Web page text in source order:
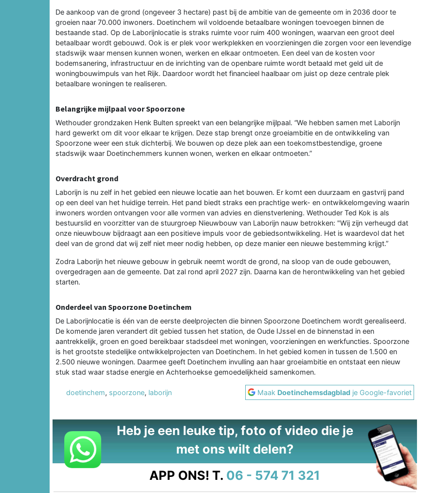
De aankoop van de grond (ongeveer 3 hectare) past bij de ambitie van de gemeente om in 2036 door te
groeien naar 70.000 inwoners. Doetinchem wil voldoende betaalbare woningen toevoegen binnen de
bestaande stad. Op de Laborijnlocatie is straks ruimte voor ruim 400 woningen, waarvan een groot deel
betaalbaar wordt gebouwd. Ook is er plek voor werkplekken en voorzieningen die zorgen voor een levendige
stadswijk waar mensen kunnen wonen, werken en elkaar ontmoeten. Een deel van de kosten voor
bodemsanering, infrastructuur en de inrichting van de openbare ruimte wordt betaald met geld uit de
woningbouwimpuls van het Rijk. Daardoor wordt het financieel haalbaar om juist op deze centrale plek
betaalbare woningen te realiseren.
Belangrijke mijlpaal voor Spoorzone
Wethouder grondzaken Henk Bulten spreekt van een belangrijke mijlpaal. “We hebben samen met Laborijn
hard gewerkt om dit voor elkaar te krijgen. Deze stap brengt onze groeiambitie en de ontwikkeling van
Spoorzone weer een stuk dichterbij. We bouwen op deze plek aan een toekomstbestendige, groene
stadswijk waar Doetinchemmers kunnen wonen, werken en elkaar ontmoeten.”
Overdracht grond
Laborijn is nu zelf in het gebied een nieuwe locatie aan het bouwen. Er komt een duurzaam en gastvrij pand
op een deel van het huidige terrein. Het pand biedt straks een prachtige werk- en ontwikkelomgeving waarin
inwoners worden ontvangen voor alle vormen van advies en dienstverlening. Wethouder Ted Kok is als
bestuurslid en voorzitter van de stuurgroep Nieuwbouw van Laborijn nauw betrokken: "Wij zijn verheugd dat
onze nieuwbouw bijdraagt aan een positieve impuls voor de gebiedsontwikkeling. Het is waardevol dat het
deel van de grond dat wij zelf niet meer nodig hebben, op deze manier een nieuwe bestemming krijgt.”
Zodra Laborijn het nieuwe gebouw in gebruik neemt wordt de grond, na sloop van de oude gebouwen,
overgedragen aan de gemeente. Dat zal rond april 2027 zijn. Daarna kan de herontwikkeling van het gebied
starten.
Onderdeel van Spoorzone Doetinchem
De Laborijnlocatie is één van de eerste deelprojecten die binnen Spoorzone Doetinchem wordt gerealiseerd.
De komende jaren verandert dit gebied tussen het station, de Oude IJssel en de binnenstad in een
aantrekkelijk, groen en goed bereikbaar stadsdeel met woningen, voorzieningen en werkfuncties. Spoorzone
is het grootste stedelijke ontwikkelprojecten van Doetinchem. In het gebied komen in tussen de 1.500 en
2.500 nieuwe woningen. Daarmee geeft Doetinchem invulling aan haar groeiambitie en ontstaat een nieuw
stuk stad waar stadse energie en Achterhoekse gemoedelijkheid samenkomen.
doetinchem, spoorzone, laborijn Maak Doetinchemsdagblad je Google-favoriet
Heb je een leuke tip, foto of video die je
met ons wilt delen?
APP ONS! T. 06 - 574 71 321